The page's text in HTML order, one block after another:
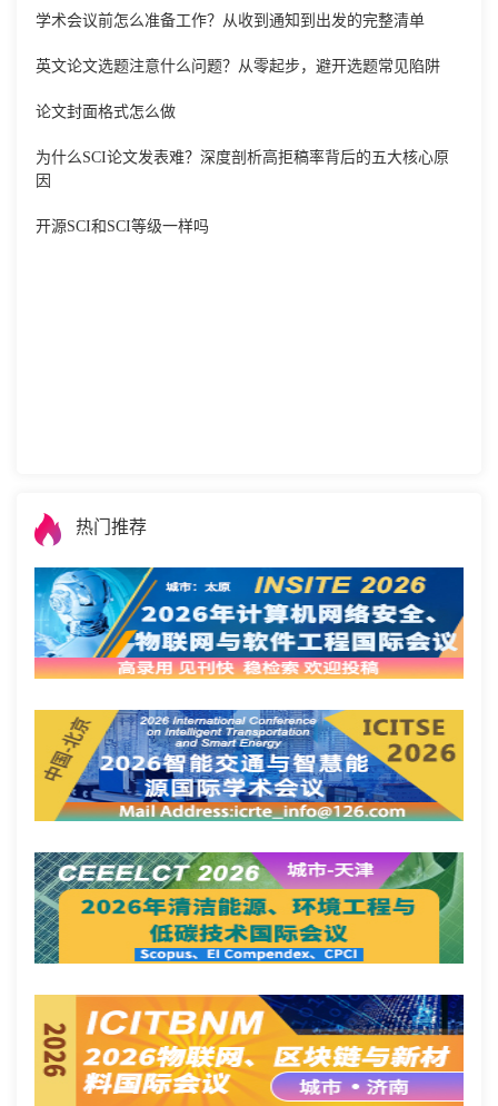
学术会议前怎么准备工作？从收到通知到出发的完整清单
英文论文选题注意什么问题？从零起步，避开选题常见陷阱
论文封面格式怎么做
为什么SCI论文发表难？深度剖析高拒稿率背后的五大核心原
因
开源SCI和SCI等级一样吗
热门推荐